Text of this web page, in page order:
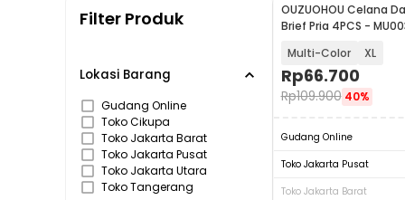
Toko Jakarta Barat
Senin -
Toko Tangerang
Senin - Jumat
Filter Produk
Lokasi Barang
Gudang Online
Toko Cikupa
Toko Jakarta Barat
Toko Jakarta Pusat
Toko Jakarta Utara
Toko Tangerang
OUZUOHOU Celana
Brief Pria 4PCS -
Multi-Color
XL
Rp66.700
Rp109.900 40%
Gudang Online
Toko Jakarta Pusat
Toko Jakarta Barat